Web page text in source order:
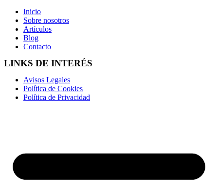
Inicio
Sobre nosotros
Artículos
Blog
Contacto
LINKS DE INTERÉS
Avisos Legales
Política de Cookies
Política de Privacidad